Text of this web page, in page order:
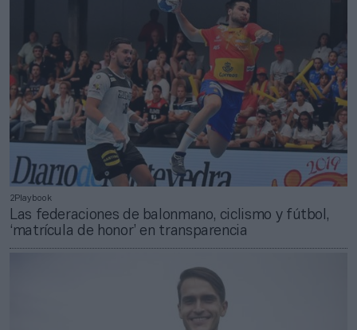
2Playbook
Las federaciones de balonmano, ciclismo y fútbol,
‘matrícula de honor’ en transparencia